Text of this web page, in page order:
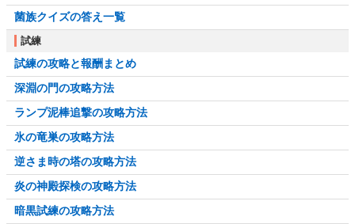
菌族クイズの答え一覧
試練
試練の攻略と報酬まとめ
深淵の門の攻略方法
ランプ泥棒追撃の攻略方法
氷の竜巣の攻略方法
逆さま時の塔の攻略方法
炎の神殿探検の攻略方法
暗黒試練の攻略方法